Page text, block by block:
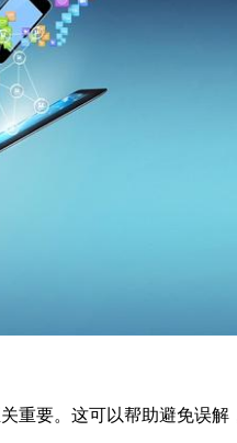
要。这可以帮助避免误解